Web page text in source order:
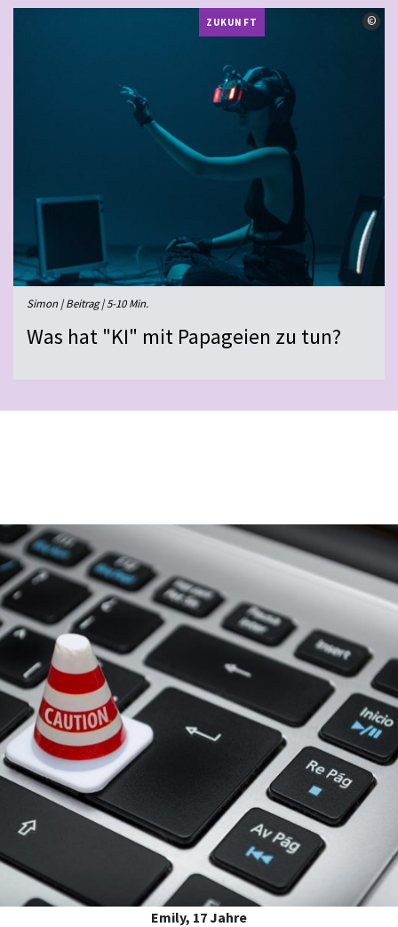
ZUKUNFT ©
©
Simon | Beitrag | 5-10 Min.
Was hat "KI" mit Papageien zu tun?
Emily, 17 Jahre